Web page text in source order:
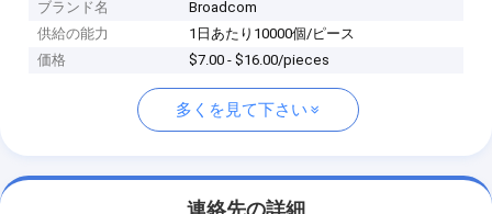
ブランド名
Broadcom
供給の能力
1日あたり10000個/ピース
価格
$7.00 - $16.00/pieces
多くを見て下さい